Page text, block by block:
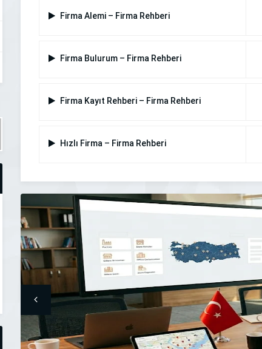
Firma Alemi – Firma Rehberi
Firma Bulurum – Firma Rehberi
Firma Kayıt Rehberi – Firma Rehberi
Hızlı Firma – Firma Rehberi